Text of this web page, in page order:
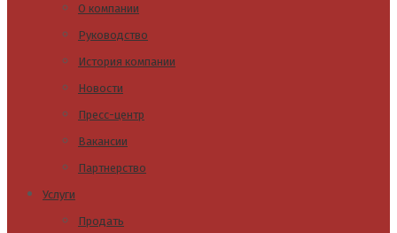
О компании
Руководство
История компании
Новости
Пресс-центр
Вакансии
Партнерство
Услуги
Продать